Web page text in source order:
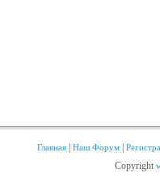
Главная Наш Форум
Copyright